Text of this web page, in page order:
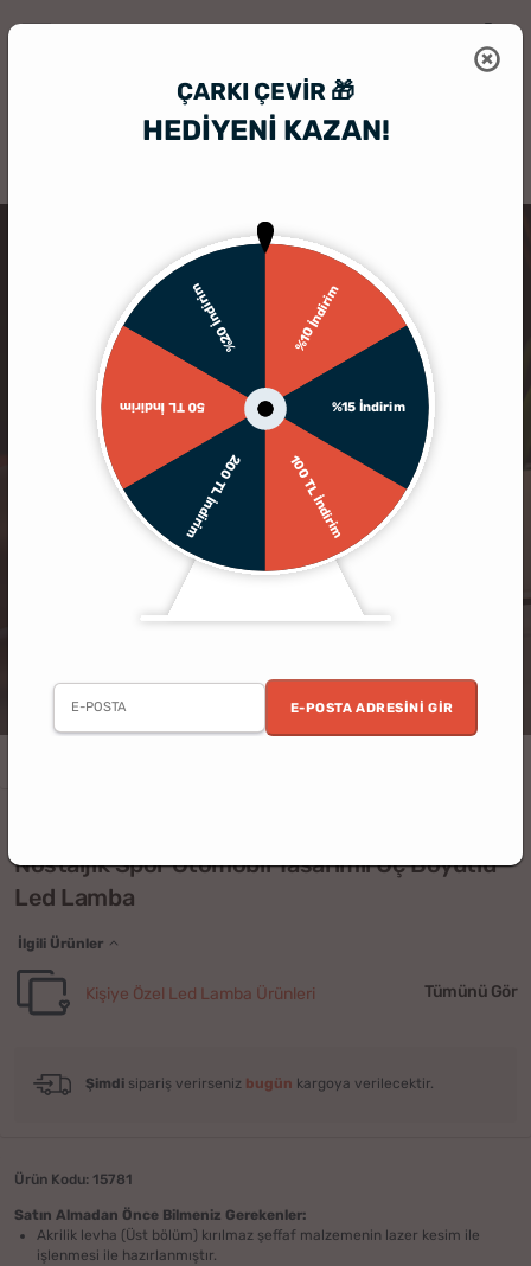
ÇARKI ÇEVIR 🎁
HEDİYENİ KAZAN!
%10 İndirim
%15 İndirim
100 TL İndirim
200 TL İndirim
50 TL İndirim
%20 İndirim
E-POSTA ADRESINI GIR
Nostaljik Spor Otomobil Tasarımlı Üç Boyutlu
Led Lamba
İlgili Ürünler
Kişiye Özel Led Lamba Ürünleri Tümünü Gör
Şimdi sipariş verirseniz bugün kargoya verilecektir.
Ürün Kodu: 15781
Satın Almadan Önce Bilmeniz Gerekenler:
Akrilik levha (Üst bölüm) kırılmaz şeffaf malzemenin lazer kesim ile
işlenmesi ile hazırlanmıştır.